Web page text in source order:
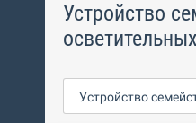
Устройство